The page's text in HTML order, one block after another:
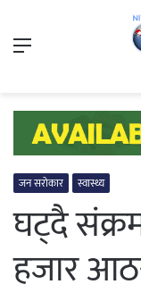
Menu
जन सरोकार स्वास्थ्य
घट्दै
हजार